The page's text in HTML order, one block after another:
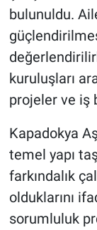
bulunuldu.
kuruluşları
projeler ve iş
Kapadokya
temel yapı
farkındalık
olduklarını
sorumluluk
Asayiş
Kültür -
Politika
Magazin
Çevre
Haberde